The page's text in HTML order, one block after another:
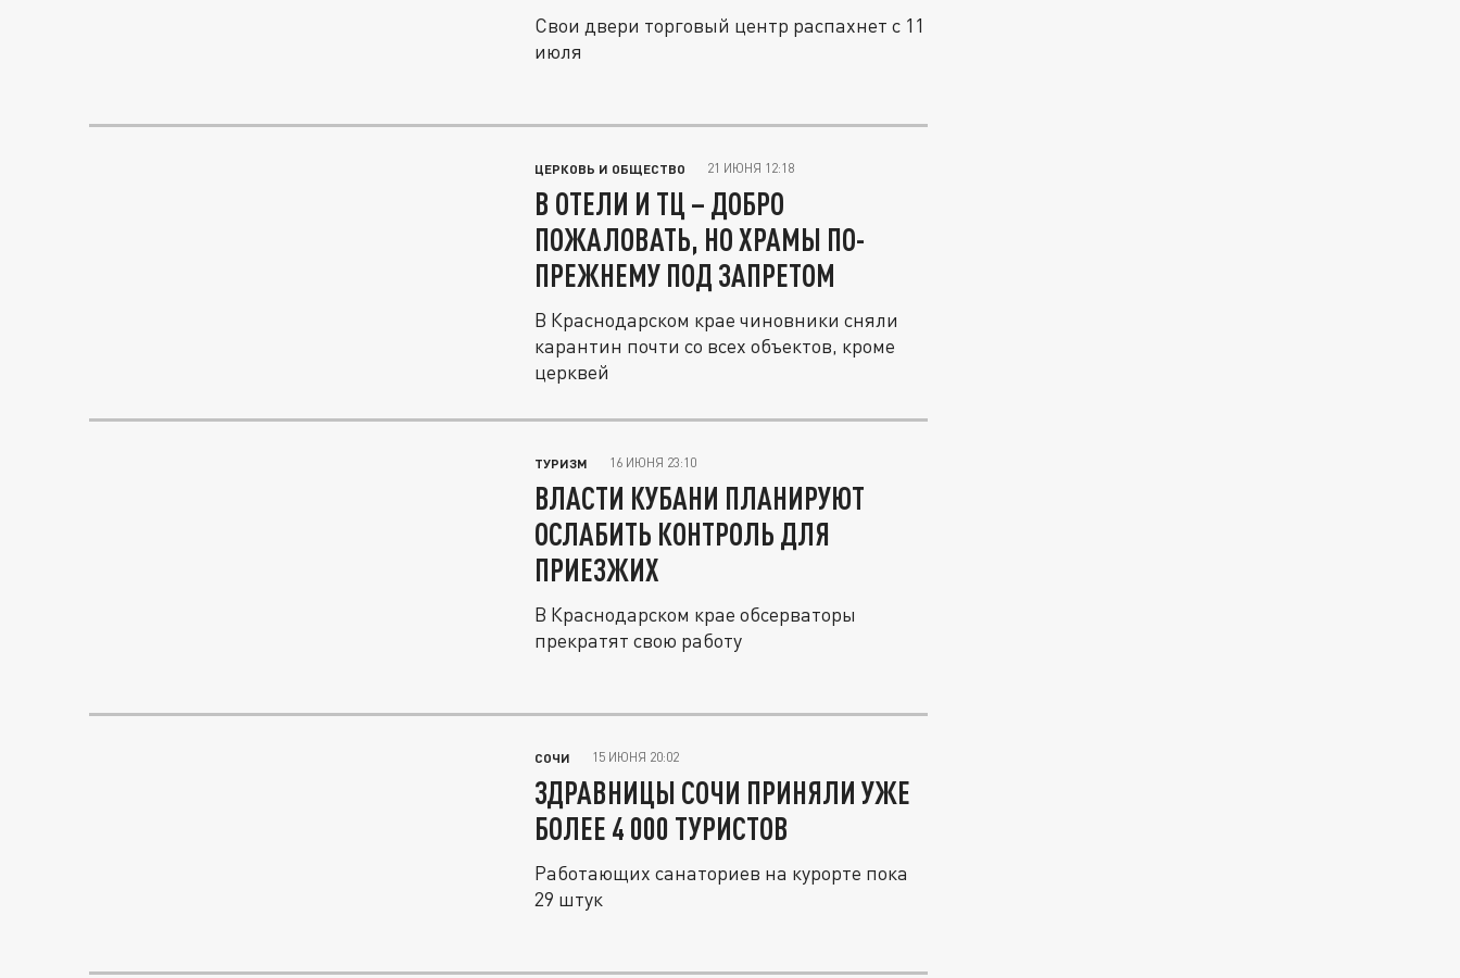
Свои двери торговый центр распахнет с 11
июля
ЦЕРКОВЬ И ОБЩЕСТВО 21 ИЮНЯ 12:18
В ОТЕЛИ И ТЦ – ДОБРО
ПОЖАЛОВАТЬ, НО ХРАМЫ ПО-
ПРЕЖНЕМУ ПОД ЗАПРЕТОМ
В Краснодарском крае чиновники сняли
карантин почти со всех объектов, кроме
церквей
ТУРИЗМ 16 ИЮНЯ 23:10
ВЛАСТИ КУБАНИ ПЛАНИРУЮТ
ОСЛАБИТЬ КОНТРОЛЬ ДЛЯ
ПРИЕЗЖИХ
В Краснодарском крае обсерваторы
прекратят свою работу
СОЧИ 15 ИЮНЯ 20:02
ЗДРАВНИЦЫ СОЧИ ПРИНЯЛИ УЖЕ
БОЛЕЕ 4 000 ТУРИСТОВ
Работающих санаториев на курорте пока
29 штук